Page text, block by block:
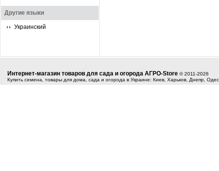
Другие языки
Украинский
Интернет-магазин товаров для сада и огорода АГРО-Store © 2011-2026
Купить семена, товары для дома, сада и огорода в Украине: Киев, Харьков, Днепр,